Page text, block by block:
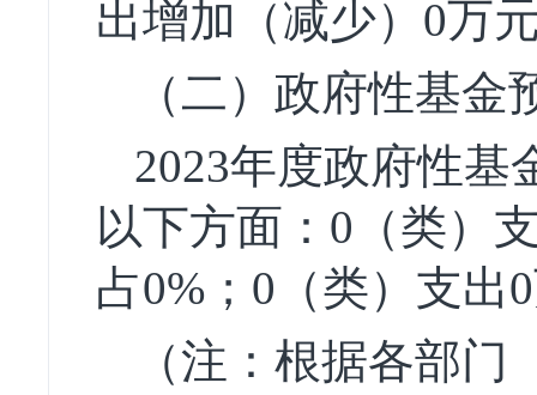
出增加（减少）0万
（二）政府性基
2023年度政府性基
以下方面：0（类）
占0%；0（类）支出
（注：根据各部